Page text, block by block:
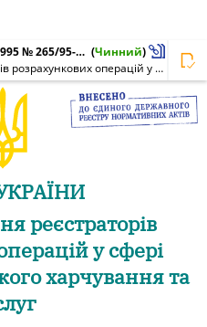
Закон України від 06.07.1995 № 265/95-ВР (Чинний)
Про застосування реєстраторів розрахункових операцій у сфері торгівлі, громадського харчування та послуг